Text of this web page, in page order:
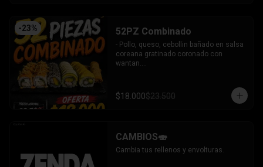
-23% 52PZ Combinado
- Pollo, queso, cebollin bañado en salsa
coreana gratinado coronado con
wantan.
wantan.
-kanikama, palta envuelto en sesamo.
gratinado.
+ 2 arrollado primavera.
$18.000$23.500
CAMBIOS🍣
Cambia tus rellenos y envolturas.